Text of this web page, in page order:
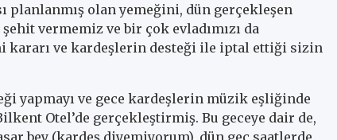
planlanmış olan yemeğini, dün gerçekleşen
şehit vermemiz ve bir çok evladımızı da
kararı ve kardeşlerin desteği ile iptal ettiği sizin
yapmayı ve gece kardeşlerin müzik eşliğinde
Otel’de gerçekleştirmiş. Bu geceye dair de,